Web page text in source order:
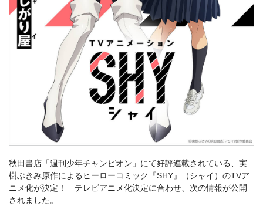
秋田書店「週刊少年チャンピオン」にて好評連載されている、実
樹ぶきみ原作によるヒーローコミック『SHY』（シャイ）のTVア
ニメ化が決定！ テレビアニメ化決定に合わせ、次の情報が公開
されました。